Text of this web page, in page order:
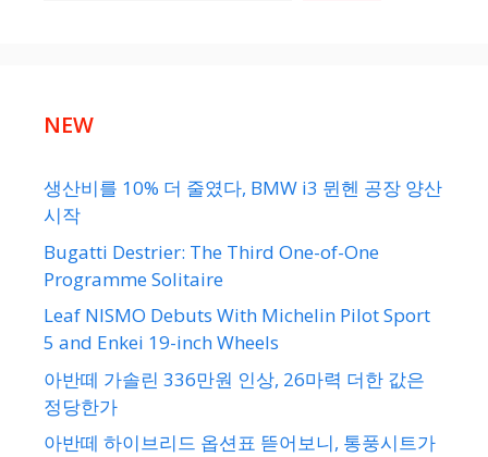
NEW
생산비를 10% 더 줄였다, BMW i3 뮌헨 공장 양산
시작
Bugatti Destrier: The Third One-of-One
Programme Solitaire
Leaf NISMO Debuts With Michelin Pilot Sport
5 and Enkei 19-inch Wheels
아반떼 가솔린 336만원 인상, 26마력 더한 값은
정당한가
아반떼 하이브리드 옵션표 뜯어보니, 통풍시트가